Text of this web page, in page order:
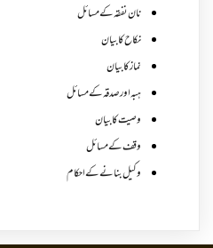
نان نفقہ کے مسائل
نکاح کا بیان
نماز کا بیان
ہبہ اور صدقہ کے مسائل
وصیت کا بیان
وقف کے مسائل
وکیل بنانے کے احکام